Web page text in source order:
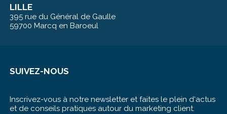
LILLE
395 rue du Général de Gaulle
59700 Marcq en Baroeul
SUIVEZ-NOUS
Inscrivez-vous à notre newsletter et faites le plein d‘actus
et de conseils pratiques autour du marketing client.